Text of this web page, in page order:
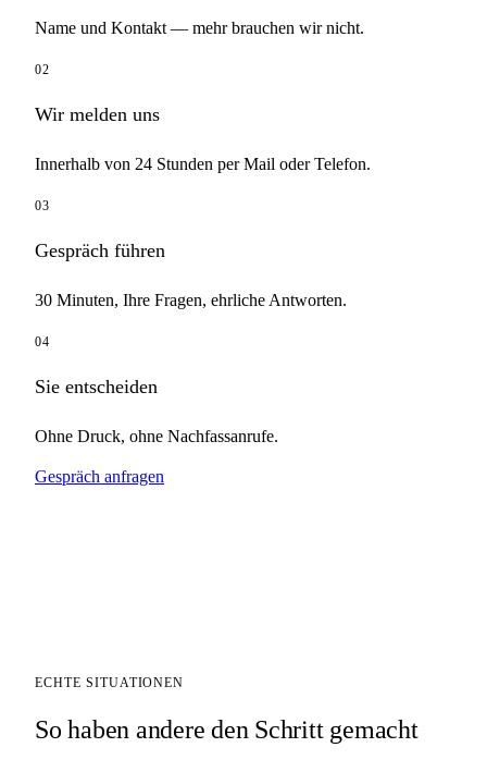
Name und Kontakt — mehr brauchen wir nicht.
02
Wir melden uns
Innerhalb von 24 Stunden per Mail oder Telefon.
03
Gespräch führen
30 Minuten, Ihre Fragen, ehrliche Antworten.
04
Sie entscheiden
Ohne Druck, ohne Nachfassanrufe.
Gespräch anfragen
ECHTE SITUATIONEN
So haben andere den Schritt gemacht